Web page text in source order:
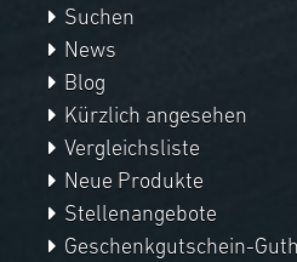
Suchen
News
Blog
Kürzlich angesehen
Vergleichsliste
Neue Produkte
Stellenangebote
Geschenkgutschein-